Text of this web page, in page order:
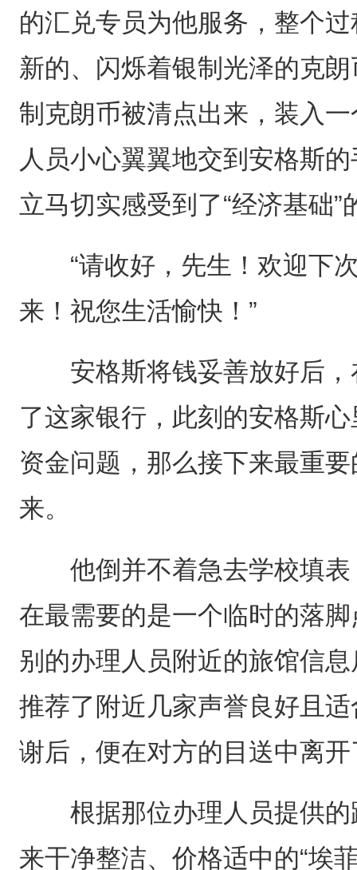
的汇兑专员为他服务，整个
新的、闪烁着银制光泽的克
制克朗币被清点出来，装入
人员小心翼翼地交到安格斯
立马切实感受到了“经济基础”
“请收好，先生！欢迎下次
来！祝您生活愉快！”
安格斯将钱妥善放好后，
了这家银行，此刻的安格斯
资金问题，那么接下来最重
来。
他倒并不着急去学校填表
在最需要的是一个临时的落
别的办理人员附近的旅馆信
推荐了附近几家声誉良好且
谢后，便在对方的目送中离开
根据那位办理人员提供的
来干净整洁、价格适中的“埃